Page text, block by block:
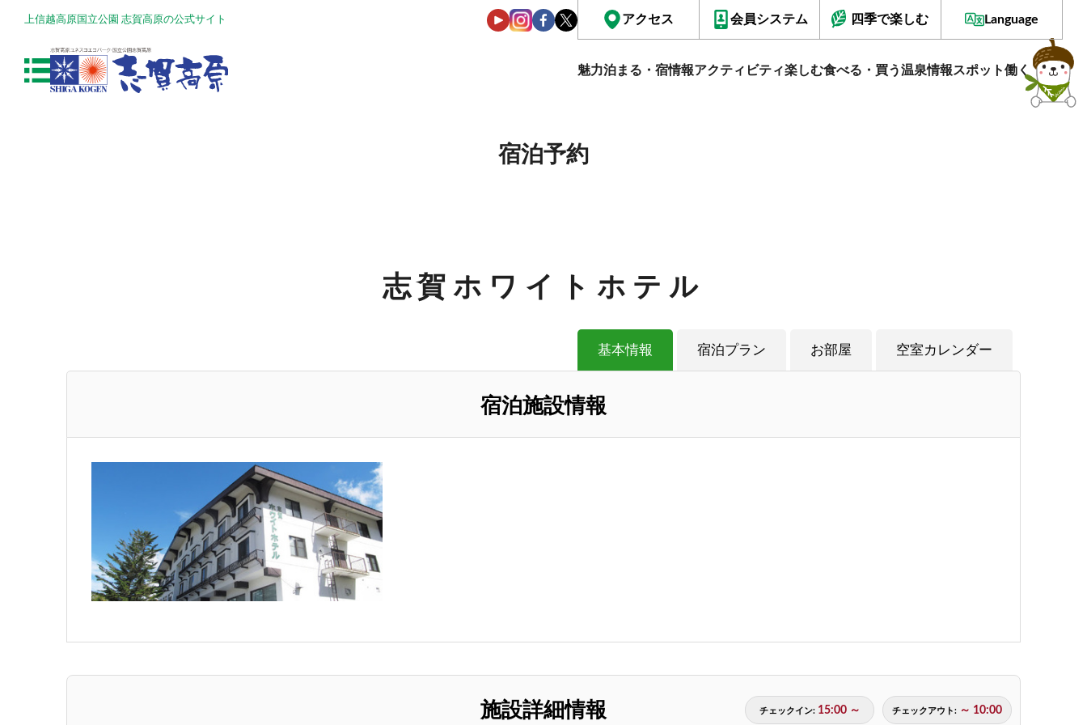
上信越高原国立公園 志賀高原の公式サイト アクセス 会員システム 四季で楽しむ Language
魅力泊まる・宿情報アクティビティ楽しむ食べる・買う温泉情報スポット働く
宿泊予約
志賀ホワイトホテル
基本情報 宿泊プラン お部屋 空室カレンダー
宿泊施設情報
施設詳細情報 チェックイン: 15:00 ～ チェックアウト: ～ 10:00